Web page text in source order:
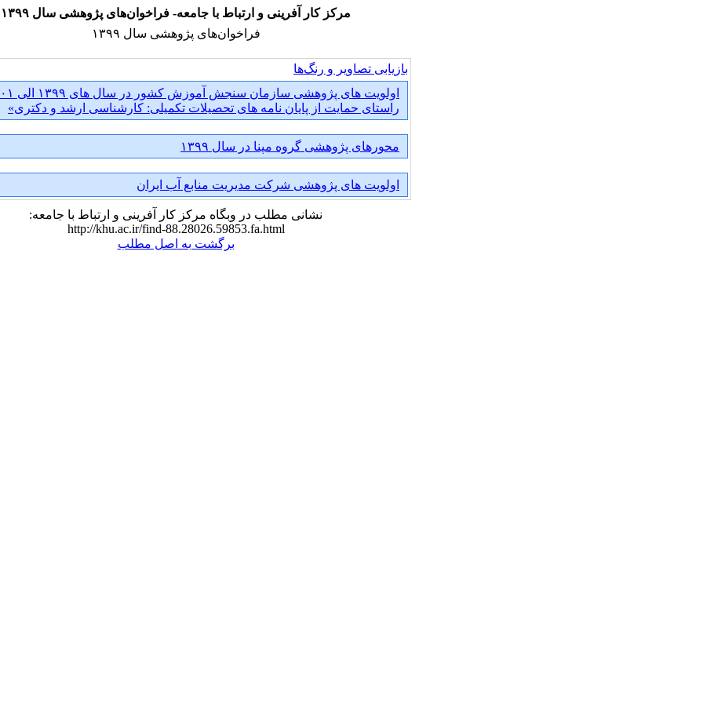
مرکز کار آفرینی و ارتباط با جامعه- فراخوان‌های پژوهشی سال ۱۳۹۹
فراخوان‌های پژوهشی سال ۱۳۹۹
بازیابی تصاویر و رنگ‌ها
راستای حمایت از پایان نامه های تحصیلات تکمیلی: کارشناسی ارشد و دکتری»
محورهای پژوهشی گروه مپنا در سال ۱۳۹۹
اولویت های پژوهشی شرکت مدیریت منابع آب ایران
نشانی مطلب در وبگاه مرکز کار آفرینی و ارتباط با جامعه:
http://khu.ac.ir/find-88.28026.59853.fa.html
برگشت به اصل مطلب